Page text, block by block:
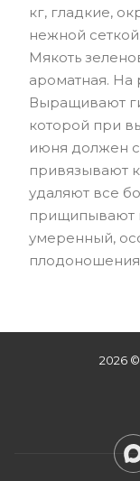
кг, гладкие,
нежной
Мякоть
ароматная. На
Выращивают
которой при
июня должен
привязывают
удаляют все
прищипывают
умеренный,
2026